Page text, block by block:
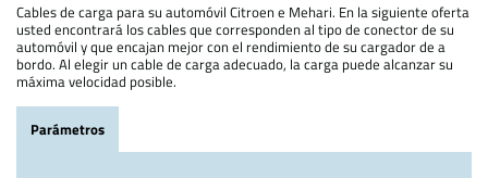
Cables de carga para su automóvil Citroen e Mehari. En la siguiente oferta
usted encontrará los cables que corresponden al tipo de conector de su
automóvil y que encajan mejor con el rendimiento de su cargador de a
bordo. Al elegir un cable de carga adecuado, la carga puede alcanzar su
máxima velocidad posible.
Parámetros